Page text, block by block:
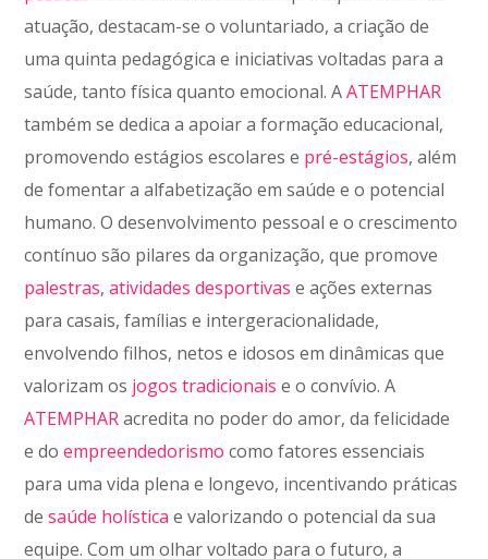
atuação, destacam-se o voluntariado, a criação de
uma quinta pedagógica e iniciativas voltadas para a
saúde, tanto física quanto emocional. AATEMPHAR
também se dedica a apoiar a formação educacional,
promovendo estágios escolares e pré-estágios, além
de fomentar a alfabetização em saúde e o potencial
humano. O desenvolvimento pessoal e o crescimento
contínuo são pilares da organização, que promove
palestras,atividades desportivas e ações externas
para casais, famílias e intergeracionalidade,
envolvendo filhos, netos e idosos em dinâmicas que
valorizam os jogos tradicionais e o convívio. A
ATEMPHARacredita no poder do amor, da felicidade
e doempreendedorismo como fatores essenciais
para uma vida plena e longevo, incentivando práticas
desaúde holística e valorizando o potencial da sua
equipe. Com um olhar voltado para o futuro, a